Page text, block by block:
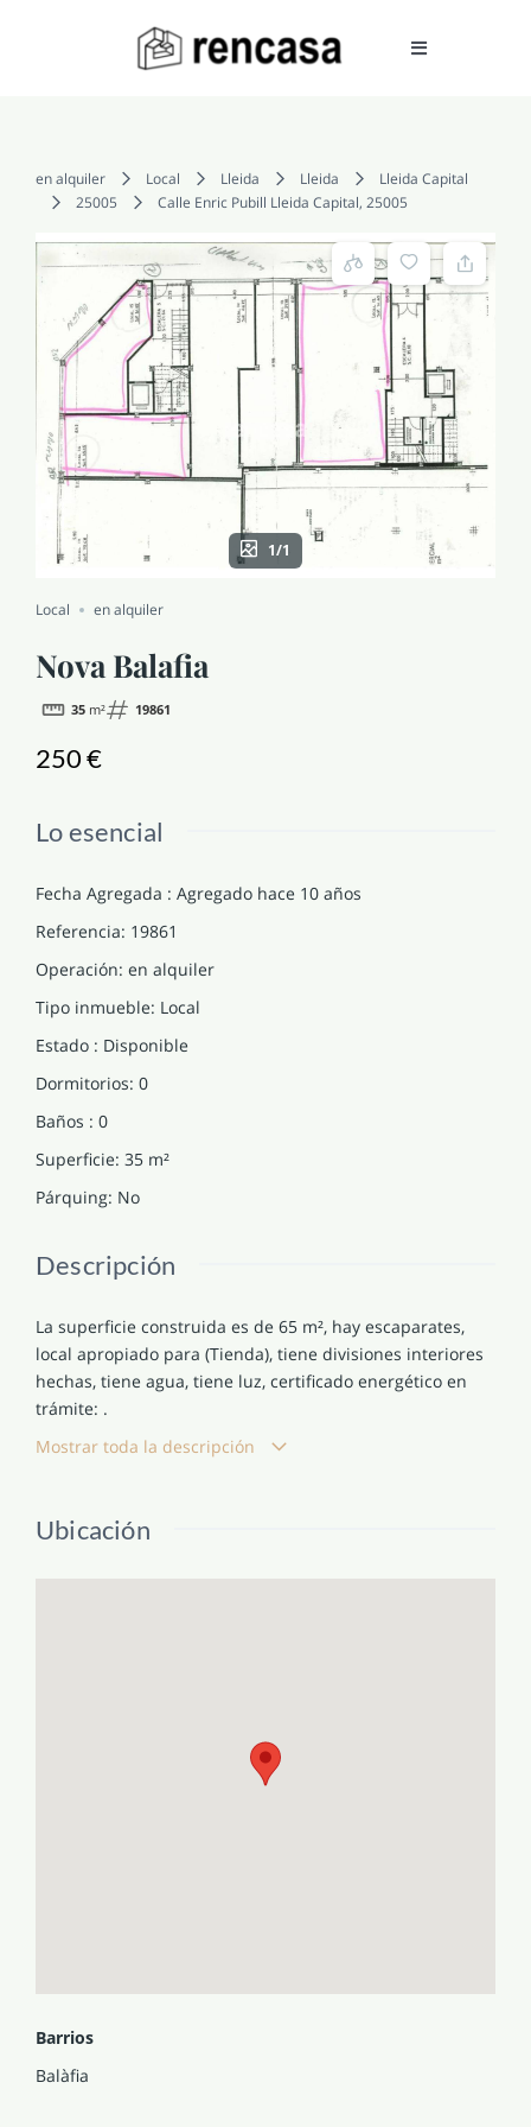
Toggle
ALQUILAR
VENDER
SERVICIOS
CONOCENOS
NOTICIAS Y BLOG
PERFIL
en alquiler Local Lleida Lleida
Lleida Capital
25005
Calle Enric Pubill Lleida Capital, 25005
1/1
Local en alquiler
Nova Balafia
35 m² 19861
250 €
Lo esencial
Fecha Agregada : Agregado hace 10 años
Referencia: 19861
Operación: en alquiler
Tipo inmueble: Local
Estado : Disponible
Dormitorios: 0
Baños : 0
Superficie: 35 m²
Párquing: No
Descripción
La superficie construida es de 65 m², hay escaparates,
local apropiado para (Tienda), tiene divisiones interiores
hechas, tiene agua, tiene luz, certificado energético en
trámite: .
Mostrar toda la descripción
Ubicación
Barrios
Balàfia